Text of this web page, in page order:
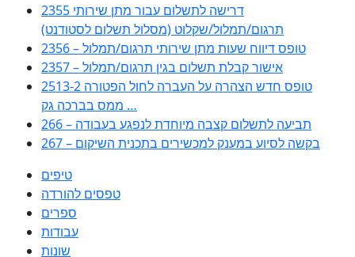
2355 דרישה לתשלום עבור מתן שירותי
תרגום/תמלול/שקלוט (מסלול תשלום לסטודנט)
2356 – טופס דיווח שעות מתן שירותי תרגום/תמלול
2357 – אישור קבלת תשלום בגין תרגום/תמלול
2513-2 טופס חדש הצהרה על העברה לחול הפטורה
ממס בברכה גק …
266 – תביעה לתשלום קצבה מיוחדת לנפגע בעבודה
267 – בקשה לסיוע במענק למכשירים בתכנית השיקום
טיפים
טפסים להורדה
ספרים
עבודות
שונות